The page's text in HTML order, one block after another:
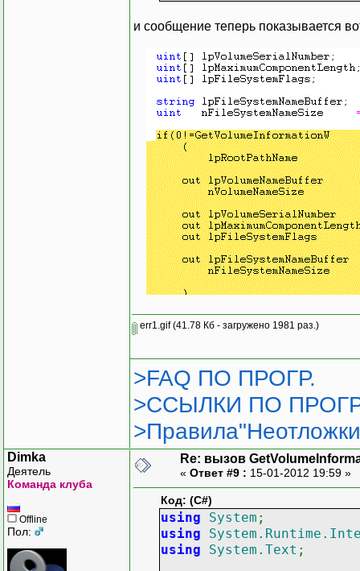
и сообщение теперь показывается
err1.gif(41.78 Кб - загружено 1981 раз.)
>FAQ ПО ПРОГР.
>ССЫЛКИ ПО
Dimka
Деятель
Команда клуба
Offline
Пол:
Re: вызов
« Ответ #9 : 15-01-2012 19:59 »
Код: (C#)
using System ;
using
using
System.Text ;